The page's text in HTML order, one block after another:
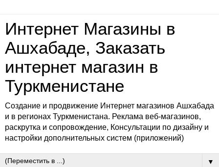
Интернет Магазины в
Ашхабаде, Заказать
интернет магазин в
Туркменистане
Создание и продвижение Интернет магазинов Ашхабада
и в регионах Туркменистана. Реклама веб-магазинов,
раскрутка и сопровождение, Консультации по дизайну и
настройки дополнительных систем (приложений)
▼